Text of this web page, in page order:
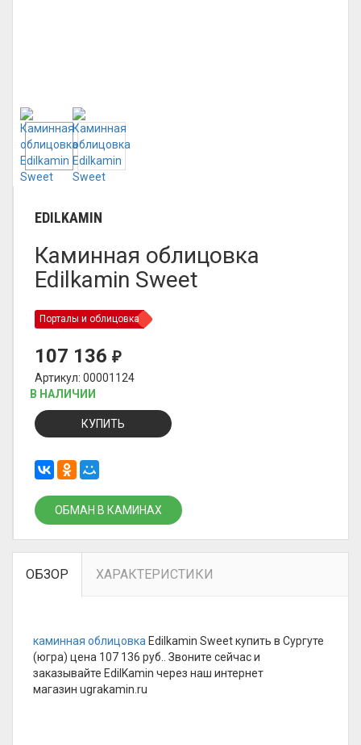
EDILKAMIN
Каминная облицовка
Edilkamin Sweet
Порталы и облицовка
107 136 ₽
Артикул: 00001124
В НАЛИЧИИ
КУПИТЬ
ОБМАН В КАМИНАХ
ОБЗОР ХАРАКТЕРИСТИКИ
каминная облицовка Edilkamin Sweet купить в Сургуте
(югра) цена 107 136 руб.. Звоните сейчас и
заказывайте EdilKamin через наш интернет
магазин ugrakamin.ru